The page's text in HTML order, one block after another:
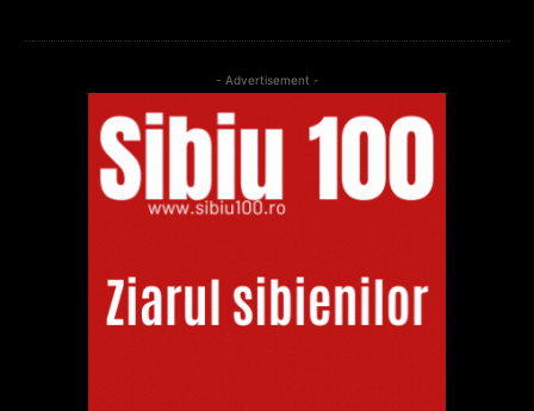
- Advertisement -